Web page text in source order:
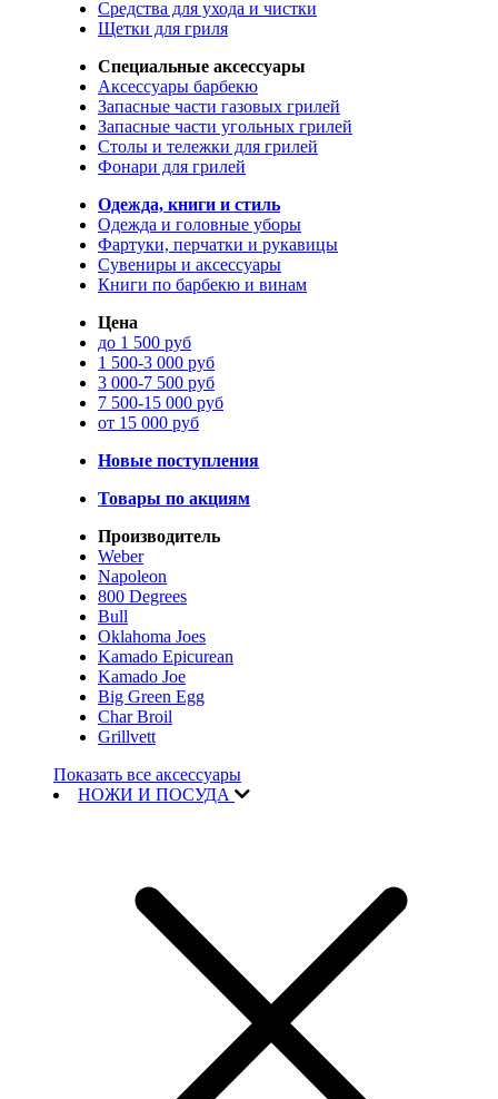
Средства для ухода и чистки
Щетки для гриля
Специальные аксессуары
Аксессуары барбекю
Запасные части газовых грилей
Запасные части угольных грилей
Столы и тележки для грилей
Фонари для грилей
Одежда, книги и стиль
Одежда и головные уборы
Фартуки, перчатки и рукавицы
Сувениры и аксессуары
Книги по барбекю и винам
Цена
до 1 500 руб
1 500-3 000 руб
3 000-7 500 руб
7 500-15 000 руб
от 15 000 руб
Новые поступления
Товары по акциям
Производитель
Weber
Napoleon
800 Degrees
Bull
Oklahoma Joes
Kamado Epicurean
Kamado Joe
Big Green Egg
Char Broil
Grillvett
Показать все аксессуары
НОЖИ И ПОСУДА